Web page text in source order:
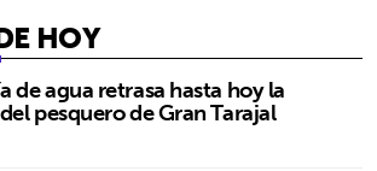
HOY
de agua retrasa hasta hoy la
pesquero de Gran Tarajal